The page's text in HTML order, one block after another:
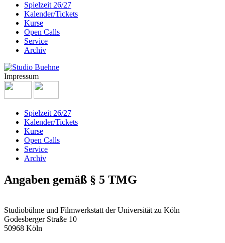
Spielzeit 26/27
Kalender/Tickets
Kurse
Open Calls
Service
Archiv
Impressum
Spielzeit 26/27
Kalender/Tickets
Kurse
Open Calls
Service
Archiv
Angaben gemäß § 5 TMG
Studiobühne und Filmwerkstatt der Universität zu Köln
Godesberger Straße 10
50968 Köln